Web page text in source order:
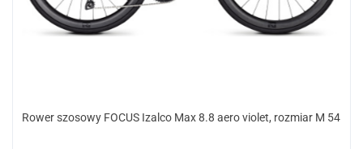
Rower szosowy FOCUS Izalco Max 8.8 aero violet, rozmiar M 54